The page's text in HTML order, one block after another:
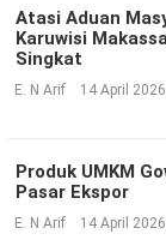
Atasi Aduan
Karuwisi
Singkat
E. N Arif 14 April
Produk UMKM
Pasar Ekspor
E. N Arif 14 April